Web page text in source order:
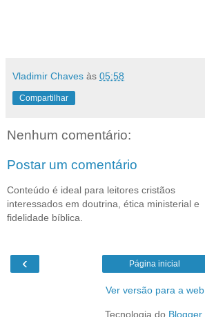
Vladimir Chaves às 05:58
Compartilhar
Nenhum comentário:
Postar um comentário
Conteúdo é ideal para leitores cristãos
interessados em doutrina, ética ministerial e
fidelidade bíblica.
‹ Página inicial
Ver versão para a web
Tecnologia do Blogger.